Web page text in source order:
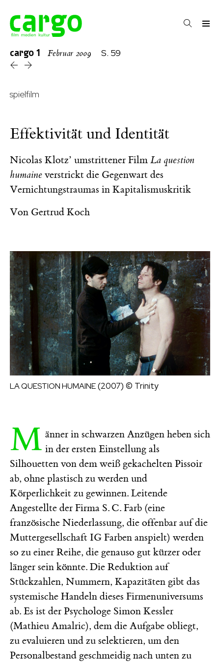
cargo 1 Februar 2009 S. 59
spielfilm
Effektivität und Identität
Nicolas Klotz’ umstrittener Film La question
humaine verstrickt die Gegenwart des
Vernichtungstraumas in Kapitalismuskritik
Von Gertrud Koch
LA QUESTION HUMAINE(2007) © Trinity
M änner in schwarzen Anzügen heben sich
in der ersten Einstellung als
Silhouetten von dem weiß gekachelten Pissoir
ab, ohne plastisch zu werden und
Körperlichkeit zu gewinnen. Leitende
Angestellte der Firma S. C. Farb (eine
französische Niederlassung, die offenbar auf die
Muttergesellschaft IG Farben anspielt) werden
so zu einer Reihe, die genauso gut kürzer oder
länger sein könnte. Die Reduktion auf
Stückzahlen, Nummern, Kapazitäten gibt das
systemische Handeln dieses Firmenuniversums
ab. Es ist der Psychologe Simon Kessler
(Mathieu Amalric), dem die Aufgabe obliegt,
zu evaluieren und zu selektieren, um den
Personalbestand geschmeidig nach unten zu